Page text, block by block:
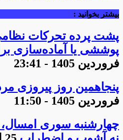
بیشتر بخوانید :
پشت پرده تحرکات
پوششی یا آماده‌سازی
فروردین 1405 - 23:41
پنجاهمین روز پیروزی
فروردین 1405 - 11:50
چهارشنبه سوری